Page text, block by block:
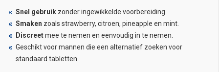
Snel gebruik zonder ingewikkelde voorbereiding.
Smaken zoals strawberry, citroen, pineapple en mint.
Discreetmee te nemen en eenvoudig in te nemen.
Geschikt voor mannen die een alternatief zoeken voor
standaard tabletten.